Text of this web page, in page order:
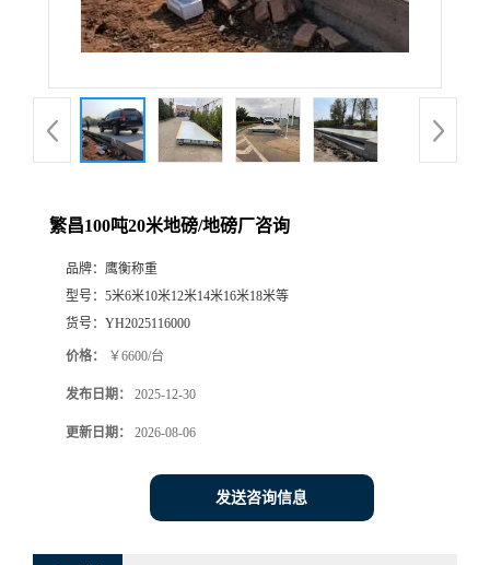
繁昌100吨20米地磅/地磅厂咨询
品牌： 鹰衡称重
型号： 5米6米10米12米14米16米18米等
货号： YH2025116000
价格： ￥6600/台
发布日期： 2025-12-30
更新日期： 2026-08-06
发送咨询信息